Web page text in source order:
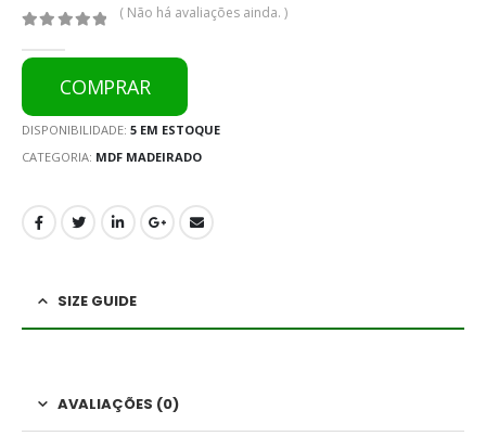
( Não há avaliações ainda. )
COMPRAR
DISPONIBILIDADE: 5 EM ESTOQUE
CATEGORIA: MDF MADEIRADO
SIZE GUIDE
AVALIAÇÕES (0)